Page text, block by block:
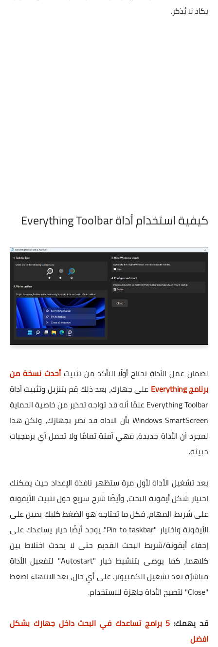
يكاد لا يُذكر.
كيفية استخدام أداة Everything Toolbar
لضمان عمل الأداة تحتاج أولًا التأكد من تثبيتأحدث نسخة من
برنامج Everything
على جهازك، بعد ذلك قم بتنزيل وتثبيت أداة
Everything Toolbar علمًا أنه قد تواجه تحذير من خاصية الحماية
Windows SmartScreen بأن الاداة قد تضر بجهازك، ولكن هذا
لمجرد أن الأداة جديدة، فهي آمنة تمامًا ولا تحمل أي برمجيات
خبيثة.
بعد تشغيل الأداة لأول مرة ستظهر نافذة الإعداد حيث يمكنك
اختيار شكل أيقونة البحث، وأيضًا شرح سريع حول تثبيت الأيقونة
على شريط المهام، فكل ما تحتاجه هو الضغط كليك يمين على
الأيقونة واختيار "Pin to taskbar". يوجد أيضًا خيار يساعدك على
إخفاء أيقونة/شريط البحث القديم حتى لا يحدث اختلاط بين
كلاهما، كما يوصى بتنشيط خيار "Autostart" لتفعيل الأداة
مباشرًة بعد تشغيل الكمبيوتر. على أي حال، بعد الانتهاء اضغط
"Close" لتصبح الأداة جاهزة للاستخدام.
قد يهمك:
5 برامج تساعدك في البحث داخل جهازك بشكل
افضل